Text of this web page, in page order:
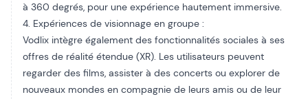
à 360 degrés, pour une expérience hautement immersive.
4. Expériences de visionnage en groupe :
Vodlix intègre également des fonctionnalités sociales à ses
offres de réalité étendue (XR). Les utilisateurs peuvent
regarder des films, assister à des concerts ou explorer de
nouveaux mondes en compagnie de leurs amis ou de leur